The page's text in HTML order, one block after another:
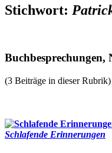
Stichwort:
Buchbesprechungen,
(3 Beiträge in dieser Rubrik)
Schlafende Erinnerungen